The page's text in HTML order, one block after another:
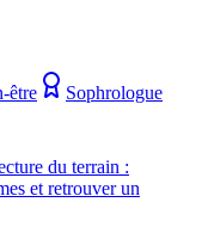
être
Sophrologue
du terrain :
et retrouver un